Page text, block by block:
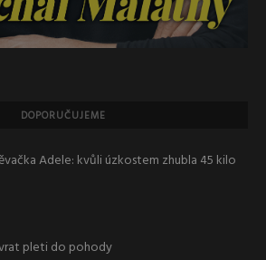
DOPORUČUJEME
Adele: kvůli úzkostem zhubla 45 kilo
pleti do pohody